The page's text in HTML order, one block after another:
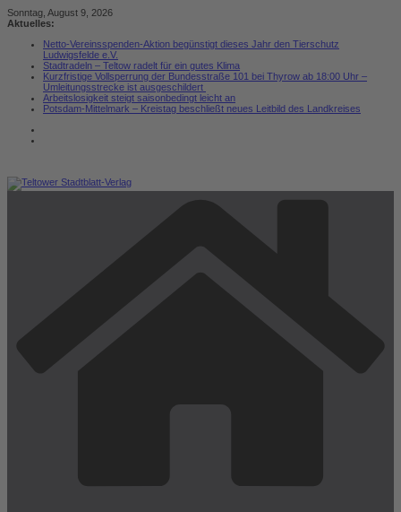
Zum
Inhalt
Sonntag, August 9, 2026
Aktuelles:
Netto-Vereinsspenden-Aktion begünstigt dieses Jahr den Tierschutz
Ludwigsfelde e.V.
Stadtradeln – Teltow radelt für ein gutes Klima
Kurzfristige Vollsperrung der Bundesstraße 101 bei Thyrow ab 18:00 Uhr –
Umleitungsstrecke ist ausgeschildert
Arbeitslosigkeit steigt saisonbedingt leicht an
Potsdam-Mittelmark – Kreistag beschließt neues Leitbild des Landkreises